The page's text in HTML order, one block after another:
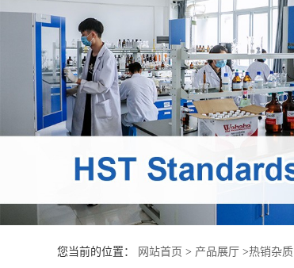
页
司
介
您当前的位置： 网站首页 > 产品展厅 >热销杂质